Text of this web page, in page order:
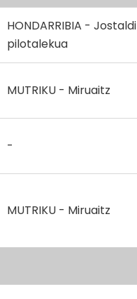
HONDARRIBIA - Jostaldi
pilotalekua
MUTRIKU - Miruaitz
-
MUTRIKU - Miruaitz